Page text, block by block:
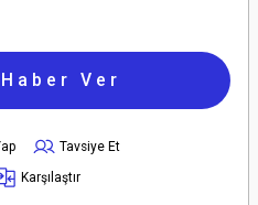
Ver
Tavsiye Et
Karşılaştır